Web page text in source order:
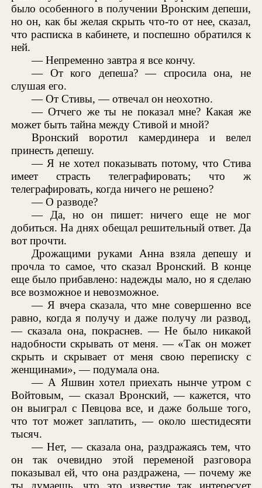
было особенного в получении Вронским депеши,
но он, как бы желая скрыть что-то от нее, сказал,
что расписка в кабинете, и поспешно обратился к
ней.
— Непременно завтра я все кончу.
— От кого депеша? — спросила она, не
слушая его.
— От Стивы, — отвечал он неохотно.
— Отчего же ты не показал мне? Какая же
может быть тайна между Стивой и мной?
Вронский воротил камердинера и велел
принесть депешу.
— Я не хотел показывать потому, что Стива
имеет страсть телеграфировать; что ж
телеграфировать, когда ничего не решено?
— О разводе?
— Да, но он пишет: ничего еще не мог
добиться. На днях обещал решительный ответ. Да
вот прочти.
Дрожащими руками Анна взяла депешу и
прочла то самое, что сказал Вронский. В конце
еще было прибавлено: надежды мало, но я сделаю
все возможное и невозможное.
— Я вчера сказала, что мне совершенно все
равно, когда я получу и даже получу ли развод,
— сказала она, покраснев. — Не было никакой
надобности скрывать от меня. — «Так он может
скрыть и скрывает от меня свою переписку с
женщинами», — подумала она.
— А Яшвин хотел приехать нынче утром с
Войтовым, — сказал Вронский, — кажется, что
он выиграл с Певцова все, и даже больше того,
что тот может заплатить, — около шестидесяти
тысяч.
— Нет, — сказала она, раздражаясь тем, что
он так очевидно этой переменой разговора
показывал ей, что она раздражена, — почему же
ты думаешь, что это известие так интересует